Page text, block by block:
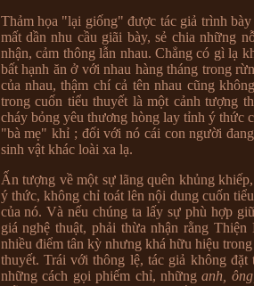
Thảm họa "lại giống" được tác giả trình
mất dần nhu cầu giãi bày, sẻ chia những
nhận, cảm thông lẫn nhau. Chẳng có gì lạ
bất hạnh ăn ở với nhau hàng tháng trong
của nhau, thậm chí cả tên nhau cũng
trong cuốn tiểu thuyết là một cảnh tượng
cháy bỏng yêu thương hòng lay tỉnh ý thức
"bà mẹ" khỉ ; đối với nó cái con người
sinh vật khác loài xa lạ.
Ấn tượng về một sự lãng quên khủng
ý thức, không chỉ toát lên nội dung cuốn
của nó. Và nếu chúng ta lấy sự phù hợp
giá nghệ thuật, phải thừa nhận rằng
nhiều điểm tân kỳ nhưng khá hữu hiệu
thuyết. Trái với thông lệ, tác giả không
những cách gọi phiếm chỉ, nhữnganh,